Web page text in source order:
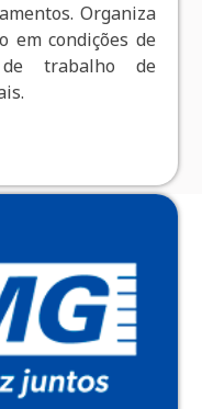
Organiza
em condições de
trabalho de